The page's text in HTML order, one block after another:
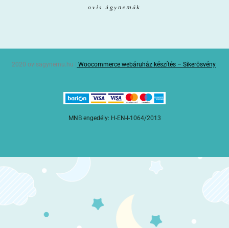
2020 ovisagynemu.hu | Woocommerce webáruház készítés – Sikerösvény
MNB engedély: H-EN-I-1064/2013